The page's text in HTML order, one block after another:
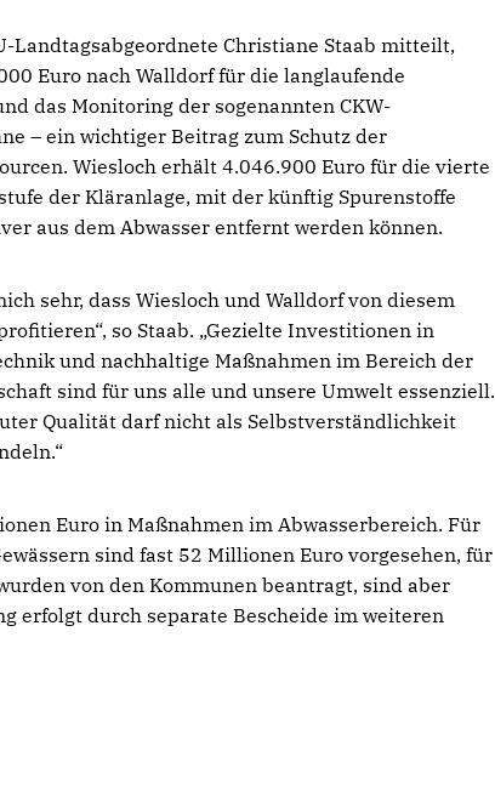
Landtagsabgeordnete Christiane Staab mitteilt,
Euro nach Walldorf für die langlaufende
das Monitoring der sogenannten CKW-
– ein wichtiger Beitrag zum Schutz der
Wiesloch erhält 4.046.900 Euro für die vierte
der Kläranlage, mit der künftig Spurenstoffe
aus dem Abwasser entfernt werden können.
sehr, dass Wiesloch und Walldorf von diesem
so Staab. „Gezielte Investitionen in
und nachhaltige Maßnahmen im Bereich der
sind für uns alle und unsere Umwelt essenziell.
Qualität darf nicht als Selbstverständlichkeit
Euro in Maßnahmen im Abwasserbereich. Für
sind fast 52 Millionen Euro vorgesehen, für
von den Kommunen beantragt, sind aber
erfolgt durch separate Bescheide im weiteren